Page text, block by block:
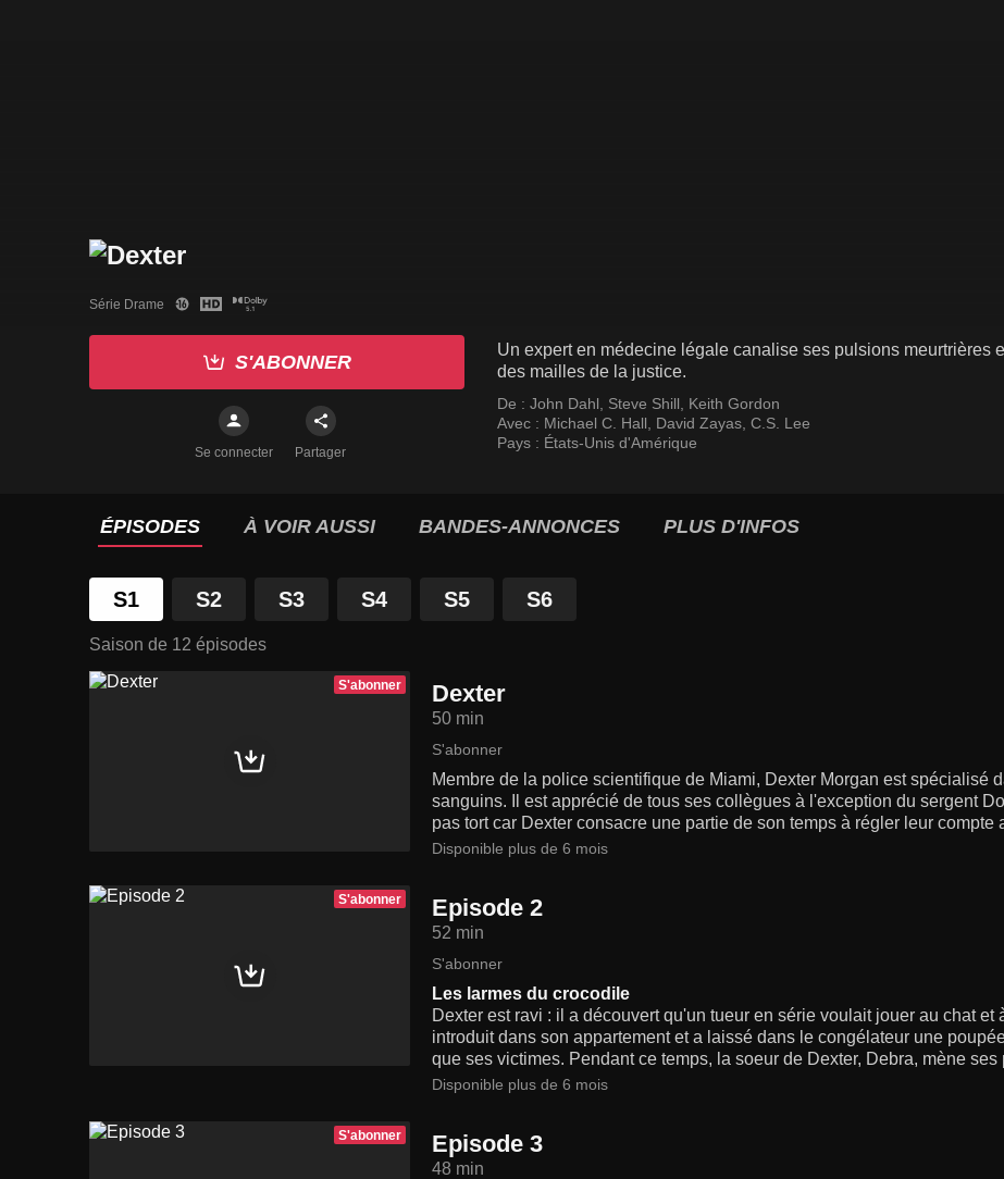
Série Drame
S'ABONNER
Se connecter Partager
Un expert en médecine légale canalise ses pulsions meurtrières
des mailles de la justice.
De : John Dahl Steve Shill
Keith Gordon
Avec : Michael C. Hall David Zayas C.S. Lee
Pays : États-Unis d'Amérique
ÉPISODES À VOIR AUSSI BANDES-ANNONCES PLUS D'INFOS
S1 S2 S3 S4 S5 S6
Saison de 12 épisodes
S'abonner Dexter
50 min
S'abonner
Membre de la police scientifique de Miami, Dexter Morgan est spécialisé
sanguins. Il est apprécié de tous ses collègues à l'exception du sergent
pas tort car Dexter consacre une partie de son temps à régler leur compte
Disponible plus de 6 mois
S'abonner Episode 2
52 min
S'abonner
Les larmes du crocodile
Dexter est ravi : il a découvert qu'un tueur en série voulait jouer au chat
introduit dans son appartement et a laissé dans le congélateur une
que ses victimes. Pendant ce temps, la soeur de Dexter, Debra, mène ses
Disponible plus de 6 mois
S'abonner Episode 3
48 min